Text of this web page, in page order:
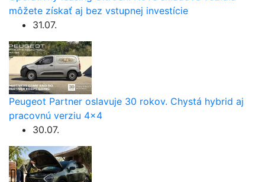
môžete získať aj bez vstupnej investície
31.07.
Peugeot Partner oslavuje 30 rokov. Chystá hybrid aj
pracovnú verziu 4×4
30.07.